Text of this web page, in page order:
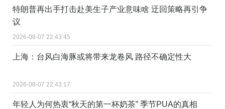
特朗普再出手打击赴美生子产业意味啥 迂回策略再引争
议
2026-08-07 22:43:45
上海：台风白海豚或将带来龙卷风 路径不确定性大
2026-08-07 22:43:17
年轻人为何热衷“秋天的第一杯奶茶” 季节PUA的真相